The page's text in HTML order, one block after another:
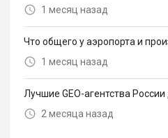
1 месяц назад
Что общего у аэропорта и
1 месяц назад
Лучшие GEO-агентства
2 месяца назад